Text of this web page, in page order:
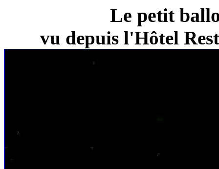
Le petit
vu depuis l'Hôtel